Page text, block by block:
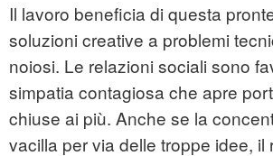
Il lavoro beneficia di questa
soluzioni creative a problemi
noiosi. Le relazioni sociali sono
simpatia contagiosa che apre
chiuse ai più. Anche se la
vacilla per via delle troppe idee, il